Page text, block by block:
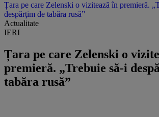
Țara pe care Zelenski o vizitează în premieră.
despărţim de tabăra rusă”
Actualitate
IERI
Țara pe care Zelenski o
premieră. „Trebuie să-i
tabăra rusă”